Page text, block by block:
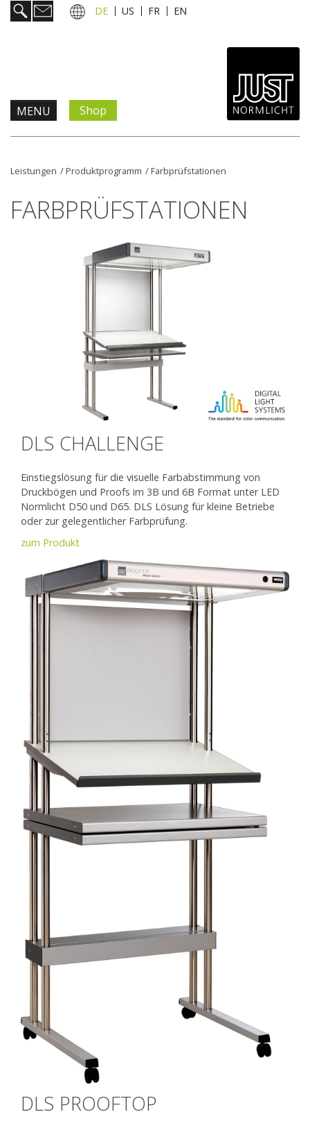
DE US FR EN
MENU
Information & Service
Unternehmen
Shop
Leistungen /Produktprogramm /Farbprüfstationen
FARBPRÜFSTATIONEN
DLS CHALLENGE
Einstiegslösung für die visuelle Farbabstimmung von
Druckbögen und Proofs im 3B und 6B Format unter LED
Normlicht D50 und D65. DLS Lösung für kleine Betriebe
oder zur gelegentlicher Farbprüfung.
zum Produkt
DLS PROOFTOP